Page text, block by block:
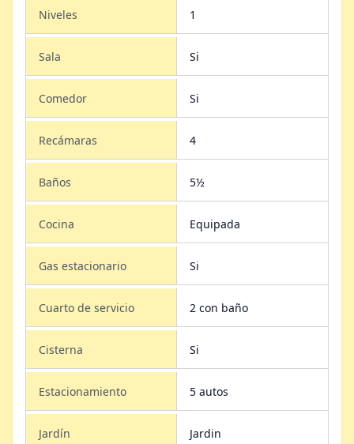
Niveles 1
Sala Si
Comedor Si
Recámaras 4
Baños 5½
Cocina Equipada
Gas estacionario Si
Cuarto de servicio 2 con baño
Cisterna Si
Estacionamiento 5 autos
Jardín Jardin